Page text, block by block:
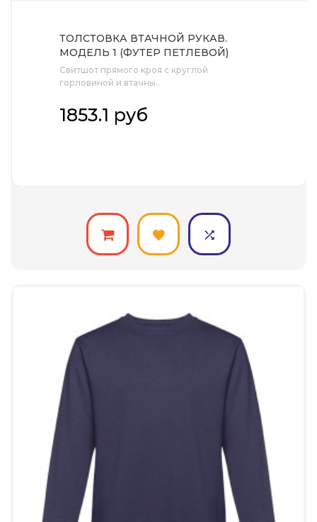
ТОЛСТОВКА ВТАЧНОЙ РУКАВ.
МОДЕЛЬ 1 (ФУТЕР ПЕТЛЕВОЙ)
(РАЗМЕР 56-188, ЦВЕТ БЕЛЫЙ)
Свитшот прямого кроя с круглой
горловиной и втачны..
1853.1 руб